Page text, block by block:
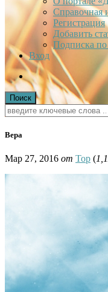
Справочная
Регистрация
Добавить
Подписка по
Вход
Вера
Мар 27, 2016 от Тор (